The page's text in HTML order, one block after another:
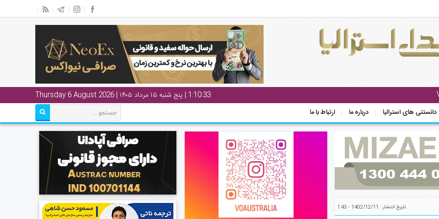
1:10:33 | پنج شنبه ۱۵ مرداد ۱۴۰۵ | Thursday 6 August 2026
دانستنی های استرالیا درباره ما ارتباط با ما
تاریخ انتشار : 1402/12/11 - 1:43